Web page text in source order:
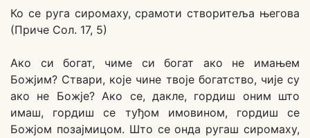
Ко се руга сиромаху, срамоти створитеља његова
(Приче Сол. 17, 5)
Ако си богат, чиме си богат ако не имањем
Божјим? Ствари, које чине твоје богатство, чије су
ако не Божје? Ако се, дакле, гордиш оним што
имаш, гордиш се туђом имовином, гордиш се
Божјом позајмицом. Што се онда ругаш сиромаху,